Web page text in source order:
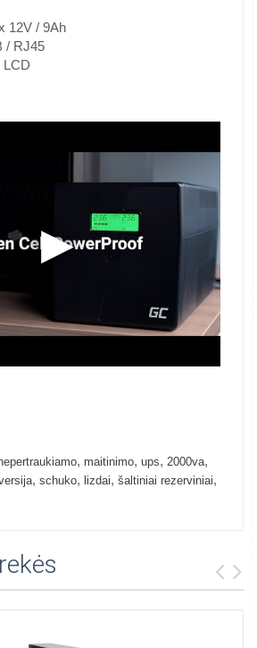
12V / 9Ah
/ RJ45
LCD
, maitinimo, ups, 2000va,
, schuko, lizdai, šaltiniai rezerviniai,